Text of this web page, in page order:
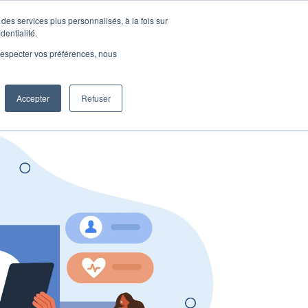
services plus personnalisés, à la fois sur
vos préférences, nous
Accepter Refuser